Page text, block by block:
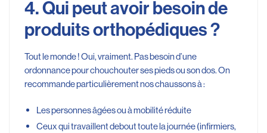
4. Qui peut avoir besoin de
produits orthopédiques ?
Tout le monde ! Oui, vraiment. Pas besoin d’une
ordonnance pour chouchouter ses pieds ou son dos. On
recommande particulièrement nos chaussons à :
Les personnes âgées ou à mobilité réduite
Ceux qui travaillent debout toute la journée (infirmiers,